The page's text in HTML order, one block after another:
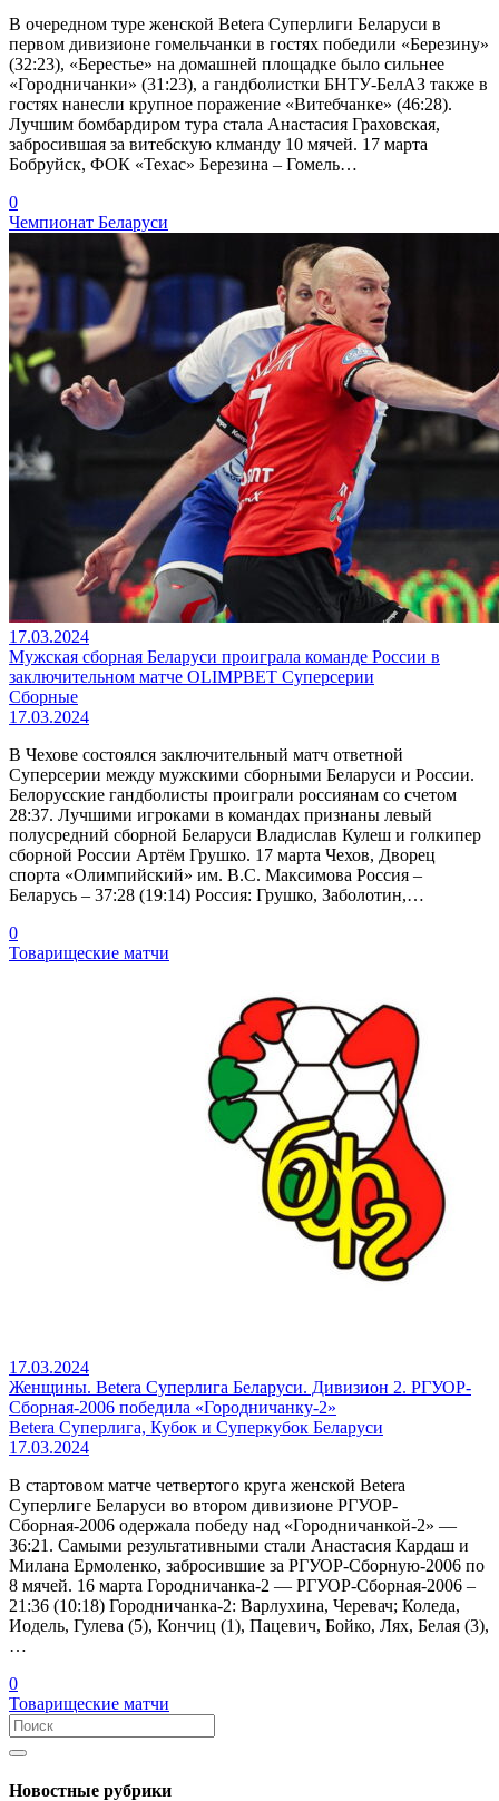
В очередном туре женской Betera Суперлиги Беларуси в
первом дивизионе гомельчанки в гостях победили «Березину»
(32:23), «Берестье» на домашней площадке было сильнее
«Городничанки» (31:23), а гандболистки БНТУ-БелАЗ также в
гостях нанесли крупное поражение «Витебчанке» (46:28).
Лучшим бомбардиром тура стала Анастасия Граховская,
забросившая за витебскую клманду 10 мячей. 17 марта
Бобруйск, ФОК «Техас» Березина – Гомель…
0
Чемпионат Беларуси
17.03.2024
Мужская сборная Беларуси проиграла команде России в
заключительном матче OLIMPBET Суперсерии
Сборные
17.03.2024
В Чехове состоялся заключительный матч ответной
Суперсерии между мужскими сборными Беларуси и России.
Белорусские гандболисты проиграли россиянам со счетом
28:37. Лучшими игроками в командах признаны левый
полусредний сборной Беларуси Владислав Кулеш и голкипер
сборной России Артём Грушко. 17 марта Чехов, Дворец
спорта «Олимпийский» им. В.С. Максимова Россия –
Беларусь – 37:28 (19:14) Россия: Грушко, Заболотин,…
0
Товарищеские матчи
17.03.2024
Женщины. Betera Суперлига Беларуси. Дивизион 2. РГУОР-
Сборная-2006 победила «Городничанку-2»
Betera Суперлига, Кубок и Суперкубок Беларуси
17.03.2024
В стартовом матче четвертого круга женской Betera
Суперлиге Беларуси во втором дивизионе РГУОР-
Сборная-2006 одержала победу над «Городничанкой-2» —
36:21. Самыми результативными стали Анастасия Кардаш и
Милана Ермоленко, забросившие за РГУОР-Сборную-2006 по
8 мячей. 16 марта Городничанка-2 — РГУОР-Сборная-2006 –
21:36 (10:18) Городничанка-2: Варлухина, Черевач; Коледа,
Иодель, Гулева (5), Кончиц (1), Пацевич, Бойко, Лях, Белая (3),
…
0
Товарищеские матчи
Новостные рубрики